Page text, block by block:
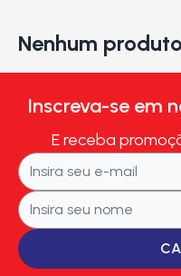
Nenhum
Inscreva-se em
E receba